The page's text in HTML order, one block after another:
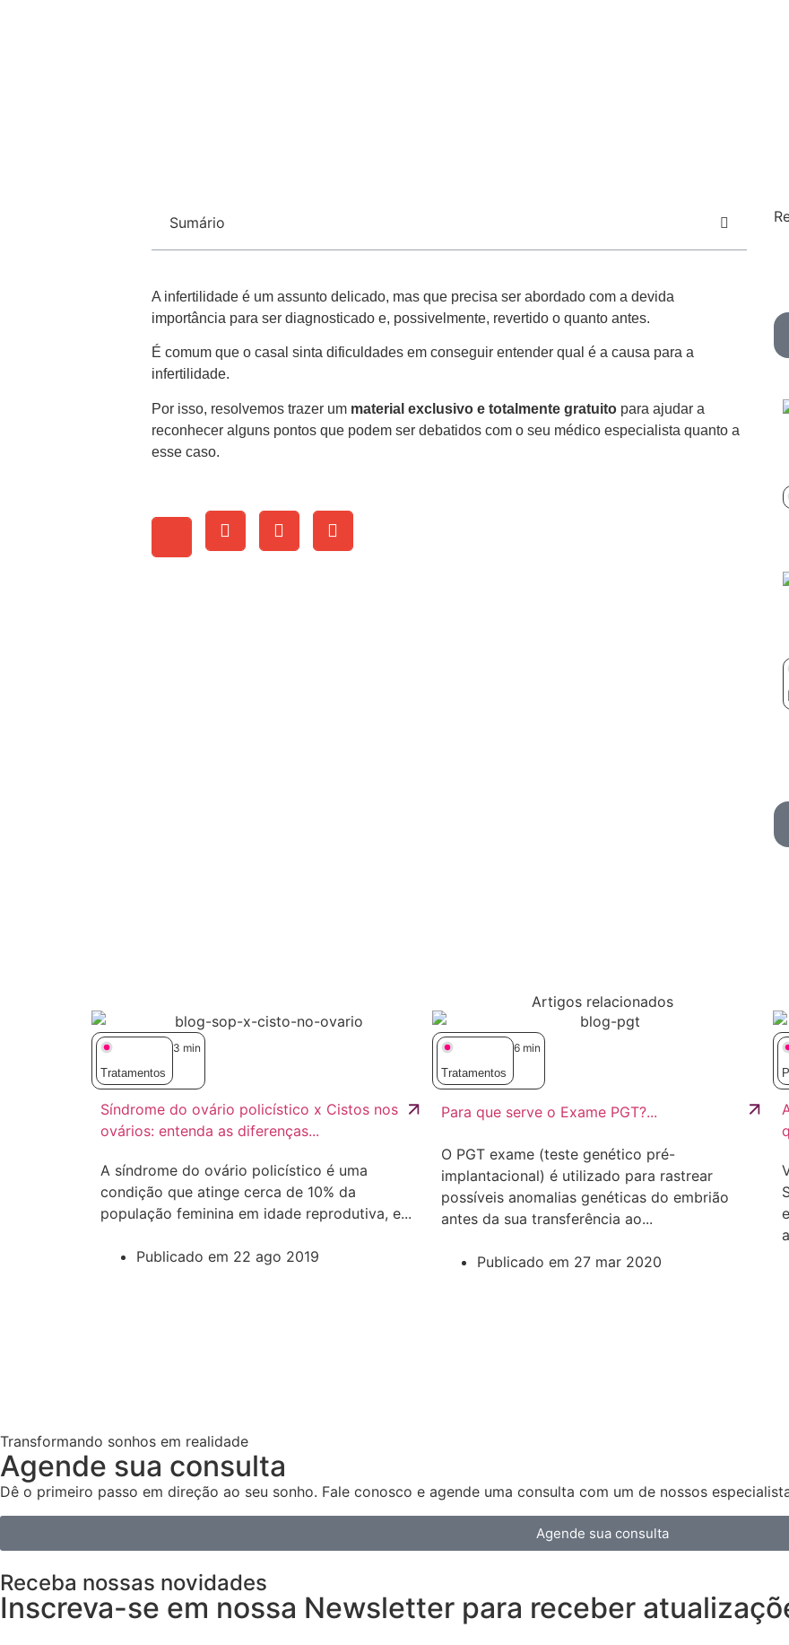
Sumário
A infertilidade é um assunto delicado, mas que precisa ser abordado com a devida
importância para ser diagnosticado e, possivelmente, revertido o quanto antes.
É comum que o casal sinta dificuldades em conseguir entender qual é a causa para a
infertilidade.
Por isso, resolvemos trazer um material exclusivo e totalmente gratuito para ajudar a
reconhecer alguns pontos que podem ser debatidos com o seu médico especialista quanto a
esse caso.
Artigos relacionados
Tratamentos
3 min
Síndrome do ovário policístico x Cistos nos
ovários: entenda as diferenças...
A síndrome do ovário policístico é uma
condição que atinge cerca de 10% da
população feminina em idade reprodutiva, e...
Publicado em 22 ago 2019
Tratamentos
6 min
Para que serve o Exame PGT?...
O PGT exame (teste genético pré-
implantacional) é utilizado para rastrear
possíveis anomalias genéticas do embrião
antes da sua transferência ao...
Publicado em 27 mar 2020
Transformando sonhos em realidade
Agende sua consulta
Dê o primeiro passo em direção ao seu sonho. Fale conosco e agende uma consulta com um de nossos
Agende sua consulta
Receba nossas novidades
Inscreva-se em nossa Newsletter para receber